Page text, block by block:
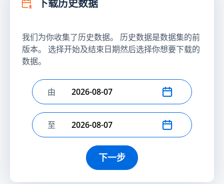
下载历史数据
我们为你收集了历史数据。 历史数据是数据集的前
版本。 选择开始及结束日期然后选择你想要下载的
数据。
选择开始日期
由
选择结束日期
至
下一步